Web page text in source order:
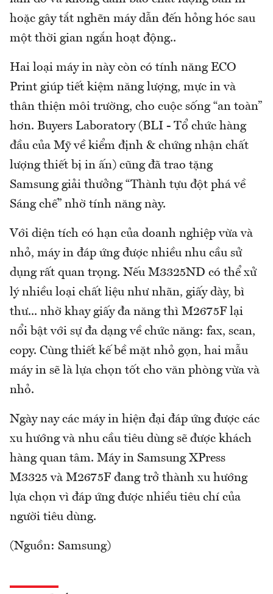
hoặc gây tắt nghẽn máy dẫn đến hỏng hóc sau
một thời gian ngắn hoạt động..
Hai loại máy in này còn có tính năng ECO
Print giúp tiết kiệm năng lượng, mực in và
thân thiện môi trường, cho cuộc sống “an toàn”
hơn. Buyers Laboratory (BLI - Tổ chức hàng
đầu của Mỹ về kiểm định & chứng nhận chất
lượng thiết bị in ấn) cũng đã trao tặng
Samsung giải thưởng “Thành tựu đột phá về
Sáng chế” nhờ tính năng này.
Với diện tích có hạn của doanh nghiệp vừa và
nhỏ, máy in đáp ứng được nhiều nhu cầu sử
dụng rất quan trọng. Nếu M3325ND có thể xử
lý nhiều loại chất liệu như nhãn, giấy dày, bì
thư... nhờ khay giấy đa năng thì M2675F lại
nổi bật với sự đa dạng về chức năng: fax, scan,
copy. Cùng thiết kế bề mặt nhỏ gọn, hai mẫu
máy in sẽ là lựa chọn tốt cho văn phòng vừa và
nhỏ.
Ngày nay các máy in hiện đại đáp ứng được các
xu hướng và nhu cầu tiêu dùng sẽ được khách
hàng quan tâm. Máy in Samsung XPress
M3325 và M2675F đang trở thành xu hướng
lựa chọn vì đáp ứng được nhiều tiêu chí của
người tiêu dùng.
(Nguồn: Samsung)